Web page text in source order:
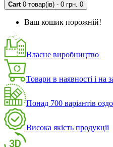
Cart 0 товар(ів) - 0 грн. 0
Ваш кошик порожній!
Власне виробництво
Товари в наявності і на
Понад 700 варіантів
Висока якість продукціі